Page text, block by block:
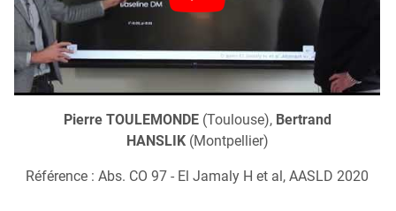
Pierre TOULEMONDE(Toulouse), Bertrand
HANSLIK(Montpellier)
Référence : Abs. CO 97 - El Jamaly H et al, AASLD 2020